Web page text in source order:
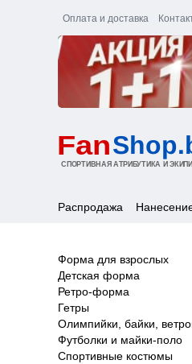
Оплата и доставка
Распродажа
Форма для взрослых
Детская форма
Ретро-форма
Гетры
Олимпийки, байки,
Футболки и майки-поло
Спортивные костюмы